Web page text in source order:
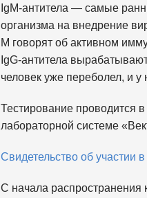
IgM-антитела — самые
организма на внедрение
М говорят об активном
IgG-антитела
человек уже переболел, и у
Тестирование проводится
лабораторной системе
Свидетельство об
С начала